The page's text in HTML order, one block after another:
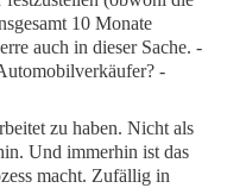
10 Monate
auch in dieser Sache. -
-
zu haben. Nicht als
Und immerhin ist das
macht. Zufällig in